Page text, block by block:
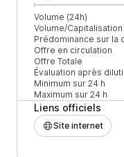
Volume (24h)
Volume/
Prédominance sur la
Offre en circulation
Offre Totale
Évaluation après
Minimum sur 24 h
Maximum sur 24 h
Liens officiels
Site internet